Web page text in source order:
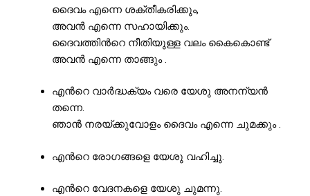
ദൈവം എന്നെ ശക്തീകരിക്കും,
അവൻ എന്നെ സഹായിക്കും.
ദൈവത്തിൻറെ നീതിയുള്ള വലം കൈകൊണ്ട്
അവൻ എന്നെ താങ്ങും .
എൻറെ വാർദ്ധക്യം വരെ യേശു അനന്യൻ
തന്നെ.
ഞാൻ നരയ്ക്കുവോളം ദൈവം എന്നെ ചുമക്കും .
എൻറെ രോഗങ്ങളെ യേശു വഹിച്ചു.
എൻറെ വേദനകളെ യേശു ചുമന്നു.